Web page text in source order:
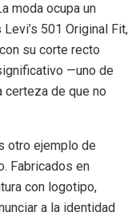
moda ocupa un
501 Original Fit,
su corte recto
—uno de
certeza de que no
otro ejemplo de
Fabricados en
con logotipo,
a la identidad